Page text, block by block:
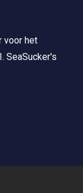
voor het
SeaSucker's